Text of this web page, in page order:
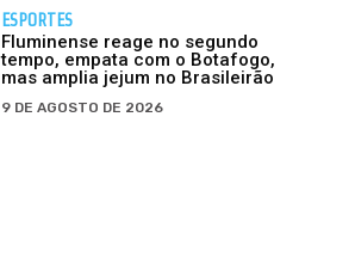
ESPORTES
Fluminense reage no segundo
tempo, empata com o Botafogo,
mas amplia jejum no Brasileirão
9 DE AGOSTO DE 2026